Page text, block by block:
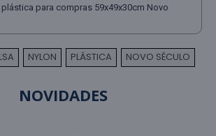
para compras 59x49x30cm Novo
NYLON PLÁSTICA NOVO SÉCULO
NOVIDADES